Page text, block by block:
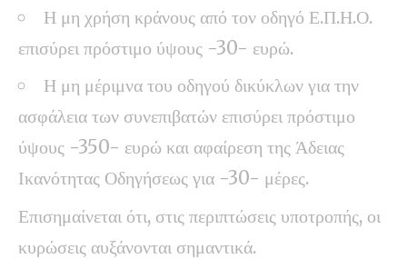
Η μη χρήση κράνους από τον οδηγό Ε.Π.Η.Ο.
επισύρει πρόστιμο ύψους -30- ευρώ.
Η μη μέριμνα του οδηγού δικύκλων για την
ασφάλεια των συνεπιβατών επισύρει πρόστιμο
ύψους -350- ευρώ και αφαίρεση της Άδειας
Ικανότητας Οδηγήσεως για -30- μέρες.
Επισημαίνεται ότι, στις περιπτώσεις υποτροπής, οι
κυρώσεις αυξάνονται σημαντικά.